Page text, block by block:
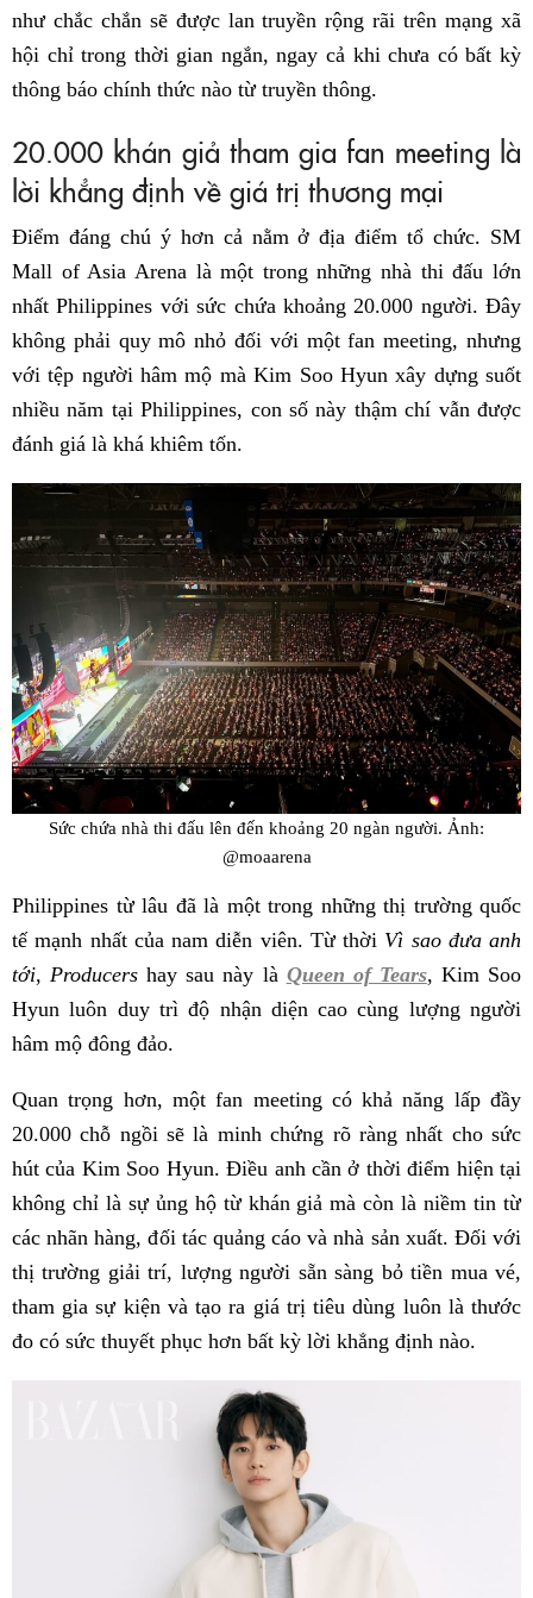
như chắc chắn sẽ được lan truyền rộng rãi trên mạng xã
hội chỉ trong thời gian ngắn, ngay cả khi chưa có bất kỳ
thông báo chính thức nào từ truyền thông.
20.000 khán giả tham gia fan meeting là
lời khẳng định về giá trị thương mại
Điểm đáng chú ý hơn cả nằm ở địa điểm tổ chức. SM
Mall of Asia Arena là một trong những nhà thi đấu lớn
nhất Philippines với sức chứa khoảng 20.000 người. Đây
không phải quy mô nhỏ đối với một fan meeting, nhưng
với tệp người hâm mộ mà Kim Soo Hyun xây dựng suốt
nhiều năm tại Philippines, con số này thậm chí vẫn được
đánh giá là khá khiêm tốn.
Sức chứa nhà thi đấu lên đến khoảng 20 ngàn người. Ảnh:
@moaarena
Philippines từ lâu đã là một trong những thị trường quốc
tế mạnh nhất của nam diễn viên. Từ thời Vì sao đưa anh
tới,Producers hay sau này là Queen of Tears, Kim Soo
Hyun luôn duy trì độ nhận diện cao cùng lượng người
hâm mộ đông đảo.
Quan trọng hơn, một fan meeting có khả năng lấp đầy
20.000 chỗ ngồi sẽ là minh chứng rõ ràng nhất cho sức
hút của Kim Soo Hyun. Điều anh cần ở thời điểm hiện tại
không chỉ là sự ủng hộ từ khán giả mà còn là niềm tin từ
các nhãn hàng, đối tác quảng cáo và nhà sản xuất. Đối với
thị trường giải trí, lượng người sẵn sàng bỏ tiền mua vé,
tham gia sự kiện và tạo ra giá trị tiêu dùng luôn là thước
đo có sức thuyết phục hơn bất kỳ lời khẳng định nào.